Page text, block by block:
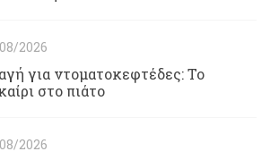
2026
για ντοματοκεφτέδες: Το
στο πιάτο
2026